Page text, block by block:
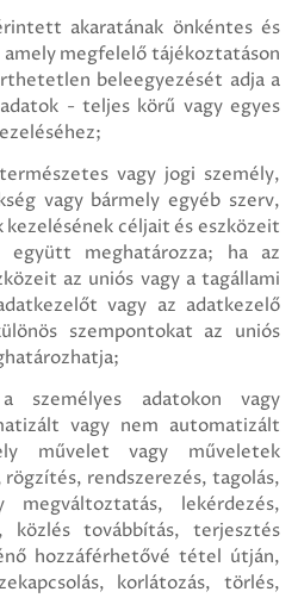
akaratának önkéntes és
megfelelő tájékoztatáson
beleegyezését adja a
- teljes körű vagy egyes
vagy jogi személy,
vagy bármely egyéb szerv,
kezelésének céljait és eszközeit
együtt meghatározza; ha az
az uniós vagy a tagállami
vagy az adatkezelő
szempontokat az uniós
adatokon vagy
vagy nem automatizált
művelet vagy műveletek
rögzítés, rendszerezés, tagolás,
lekérdezés,
közlés továbbítás, terjesztés
hozzáférhetővé tétel útján,
korlátozás, törlés,